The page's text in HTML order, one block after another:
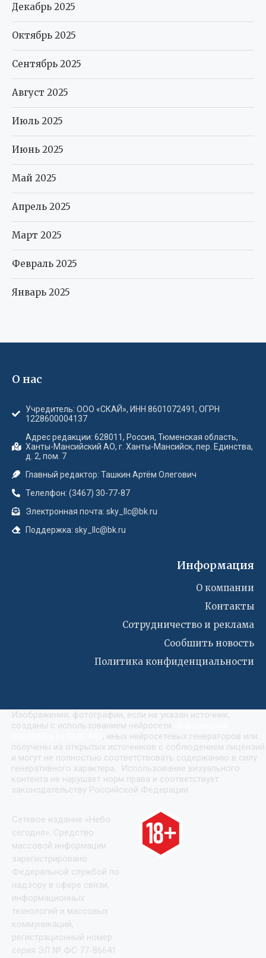
Декабрь 2025
Октябрь 2025
Сентябрь 2025
Август 2025
Июль 2025
Июнь 2025
Май 2025
Апрель 2025
Март 2025
Февраль 2025
Январь 2025
О нас
Учредитель: ООО «СКАЙ», ИНН 8601072491, ОГРН
1228600004137
Адрес редакции: 628011, Россия, Тюменская область,
Ханты-Мансийский АО, г. Ханты-Мансийск, пер. Единства,
д. 2, пом. 7
Главный редактор: Ташкин Артём Олегович
Телелфон: (3467) 30-77-87
Электронная почта: sky_llc@bk.ru
Поддержка: sky_llc@bk.ru
Информация
О компании
Контакты
Сотрудничество и реклама
Сообшить новость
Политика конфиденциальности
Изображения, фотографии, если не указан источник,
созданы с использованием нейросети
, иных нейросетевых генераторов или
получены из открытых источников с соблюдением лицензий
и могут не полностью соответствовать содержанию в силу
генеративного характера. Использование визуального
контента не нарушает норм права и соответствует
законодательству Российской Федерации.
Сетевое издание «Небо
сегодня». Средство
массовой информации
зарегистрировано
Федеральной службой по
надзору в сфере связи,
информационных
технологий и массовых
коммуникаций,
регистрационный номер
серия ЭЛ № ФС 77-86641